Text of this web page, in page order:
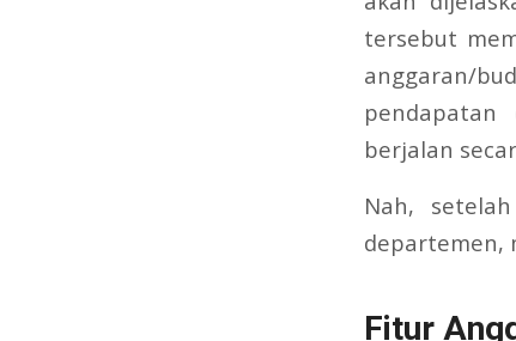
tersebut
anggaran/
berjalan
Nah,
departemen,
Fitur